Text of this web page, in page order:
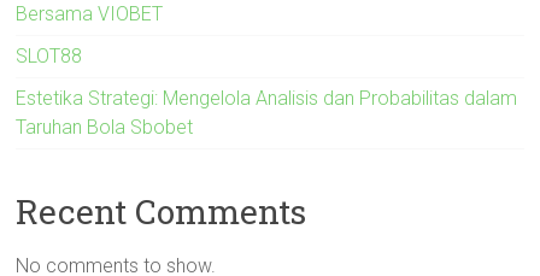
Bersama VIOBET
SLOT88
Estetika Strategi: Mengelola Analisis dan Probabilitas dalam
Taruhan Bola Sbobet
Recent Comments
No comments to show.